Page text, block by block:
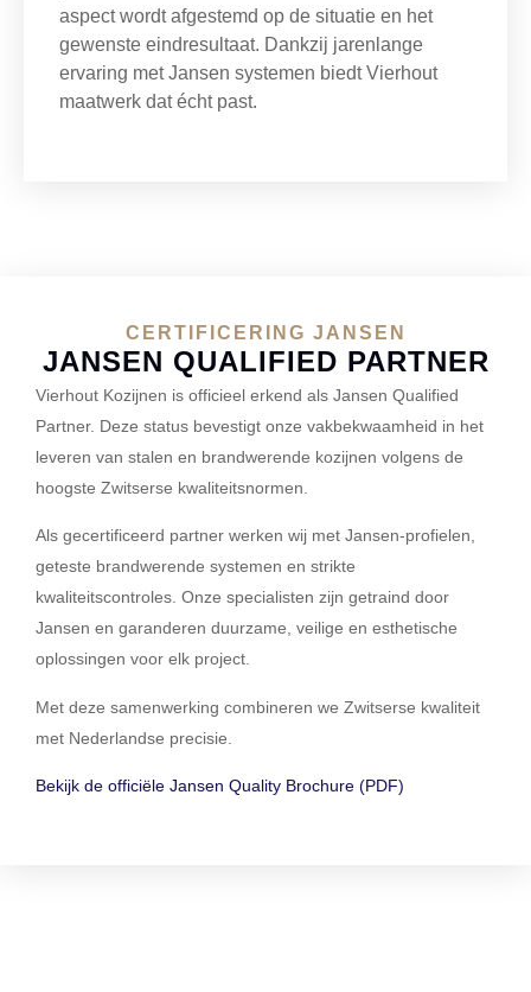
aspect wordt afgestemd op de situatie en het
gewenste eindresultaat. Dankzij jarenlange
ervaring met Jansen systemen biedt Vierhout
maatwerk dat écht past.
CERTIFICERING JANSEN
JANSEN QUALIFIED PARTNER
Vierhout Kozijnen is officieel erkend als Jansen Qualified
Partner. Deze status bevestigt onze vakbekwaamheid in het
leveren van stalen en brandwerende kozijnen volgens de
hoogste Zwitserse kwaliteitsnormen.
Als gecertificeerd partner werken wij met Jansen-profielen,
geteste brandwerende systemen en strikte
kwaliteitscontroles. Onze specialisten zijn getraind door
Jansen en garanderen duurzame, veilige en esthetische
oplossingen voor elk project.
Met deze samenwerking combineren we Zwitserse kwaliteit
met Nederlandse precisie.
Bekijk de officiële Jansen Quality Brochure (PDF)